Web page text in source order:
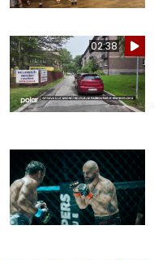
02:38